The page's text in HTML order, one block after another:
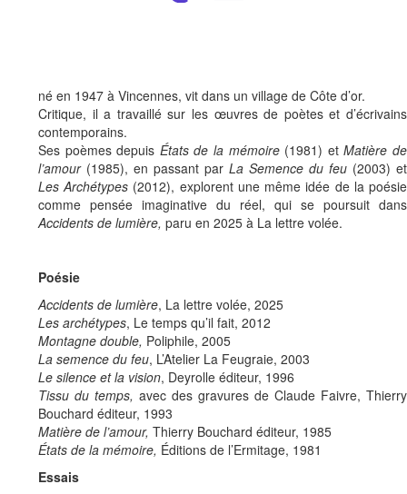
né en 1947 à Vincennes, vit dans un village de Côte d’or.
Critique, il a travaillé sur les œuvres de poètes et d’écrivains
contemporains.
Ses poèmes depuis États de la mémoire(1981) etMatière de
l’amour(1985), en passant par La Semence du feu (2003) et
Les Archétypes (2012), explorent une même idée de la poésie
comme pensée imaginative du réel, qui se poursuit dans
Accidents de lumière, paru en 2025 à La lettre volée.
Poésie
Accidents de lumière, La lettre volée, 2025
Les archétypes, Le temps qu’il fait, 2012
Montagne double, Poliphile, 2005
La semence du feu, L’Atelier La Feugraie, 2003
Le silence et la vision, Deyrolle éditeur, 1996
Tissu du temps, avec des gravures de Claude Faivre, Thierry
Bouchard éditeur, 1993
Matière de l’amour, Thierry Bouchard éditeur, 1985
États de la mémoire, Éditions de l’Ermitage, 1981
Essais